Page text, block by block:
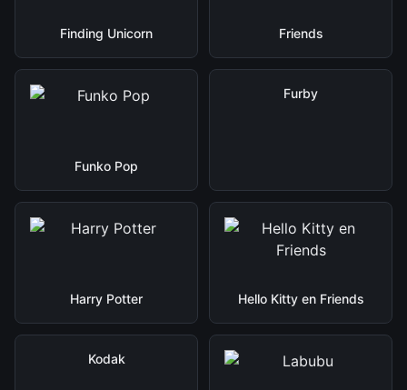
Finding Unicorn Friends
Funko Pop
Furby
Harry Potter Hello Kitty en Friends
Kodak